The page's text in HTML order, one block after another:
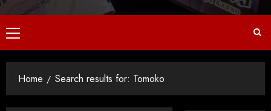
Home Search results for: Tomoko